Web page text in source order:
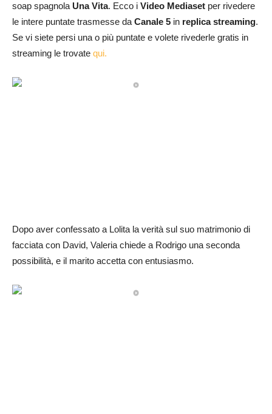
soap spagnola Una Vita. Ecco i Video Mediaset per rivedere
le intere puntate trasmesse da Canale 5 in replica streaming.
Se vi siete persi una o più puntate e volete rivederle gratis in
streaming le trovate qui.
Dopo aver confessato a Lolita la verità sul suo matrimonio di
facciata con David, Valeria chiede a Rodrigo una seconda
possibilità, e il marito accetta con entusiasmo.